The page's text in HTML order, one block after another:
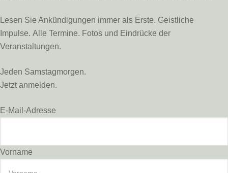
Lesen Sie Ankündigungen immer als Erste. Geistliche
Impulse. Alle Termine. Fotos und Eindrücke der
Veranstaltungen.
Jeden Samstagmorgen.
Jetzt anmelden.
E-Mail-Adresse
Vorname